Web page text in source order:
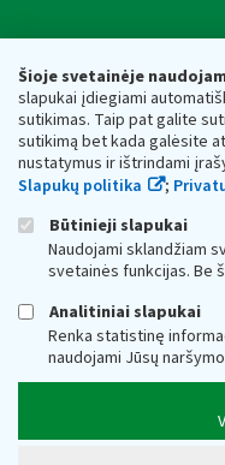
Šioje svetainėje
slapukai įdiegiami
sutikimas. Taip pat galite
sutikimą bet kada galėsite
nustatymus ir ištrindami
Slapukų politika
;
Būtinieji slapukai
Naudojami sklandžiam
svetainės funkcijas. Be
Analitiniai slapukai
Renka statistinę
naudojami Jūsų
Valstybinė
Respublikos
Biudžetinė įstaiga.
adresas: Vasario 16-osios
vmi@vmi.lt , E. pristatymo
Duomenys apie Valstybinę
Respublikos finansų